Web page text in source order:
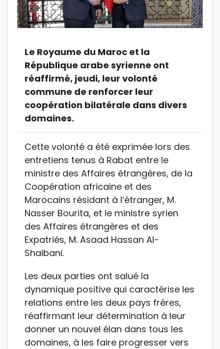
Le Royaume du Maroc et la
République arabe syrienne ont
réaffirmé, jeudi, leur volonté
commune de renforcer leur
coopération bilatérale dans divers
domaines.
Cette volonté a été exprimée lors des
entretiens tenus à Rabat entre le
ministre des Affaires étrangères, de la
Coopération africaine et des
Marocains résidant à l’étranger, M.
Nasser Bourita, et le ministre syrien
des Affaires étrangères et des
Expatriés, M. Asaad Hassan Al-
Shaibani.
Les deux parties ont salué la
dynamique positive qui caractérise les
relations entre les deux pays frères,
réaffirmant leur détermination à leur
donner un nouvel élan dans tous les
domaines, à les faire progresser vers